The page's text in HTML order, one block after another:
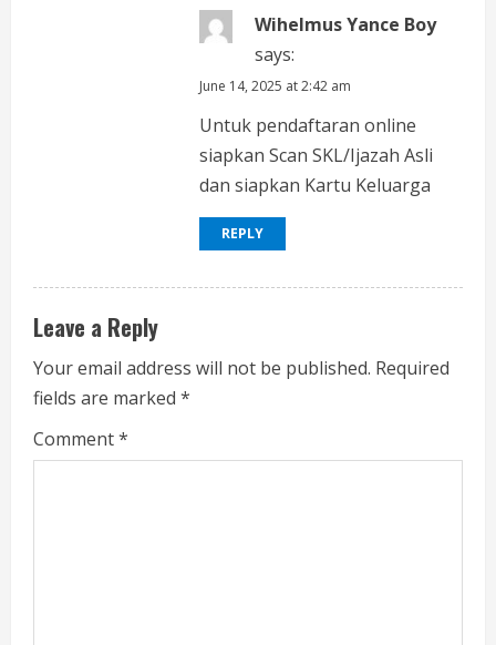
Wihelmus Yance Boy
says:
June 14, 2025 at 2:42 am
Untuk pendaftaran online
siapkan Scan SKL/Ijazah Asli
dan siapkan Kartu Keluarga
REPLY
Leave a Reply
Your email address will not be published. Required
fields are marked *
Comment*